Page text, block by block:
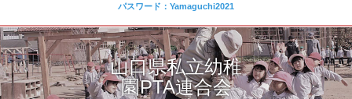
パスワード：Yamaguchi2021
山口県私立幼稚
園PTA連合会